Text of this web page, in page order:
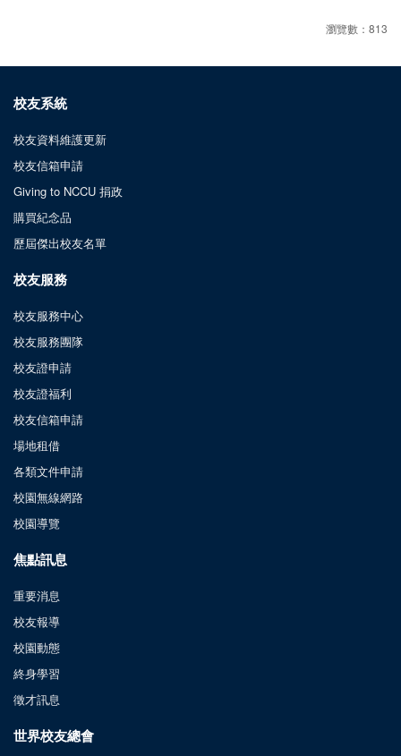
瀏覽數：813
校友系統
校友資料維護更新
校友信箱申請
Giving to NCCU 捐政
購買紀念品
歷屆傑出校友名單
校友服務
校友服務中心
校友服務團隊
校友證申請
校友證福利
校友信箱申請
場地租借
各類文件申請
校園無線網路
校園導覽
焦點訊息
重要消息
校友報導
校園動態
終身學習
徵才訊息
世界校友總會